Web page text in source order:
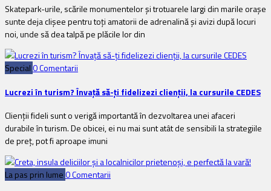
Skatepark-urile, scările monumentelor și trotuarele largi din marile orașe
sunte deja clișee pentru toți amatorii de adrenalină și avizi după locuri
noi, unde să dea talpă pe plăcile lor din
Special0 Comentarii
Lucrezi în turism? Învață să-ți fidelizezi clienții, la cursurile CEDES
Clienții fideli sunt o verigă importantă în dezvoltarea unei afaceri
durabile în turism. De obicei, ei nu mai sunt atât de sensibili la strategiile
de preț, pot fi aproape imuni
La pas prin lume0 Comentarii